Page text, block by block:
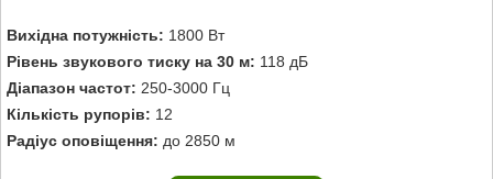
Вихідна потужність: 1800 Вт
Рівень звукового тиску на 30 м: 118 дБ
Діапазон частот: 250-3000 Гц
Кількість рупорів: 12
Радіус оповіщення: до 2850 м